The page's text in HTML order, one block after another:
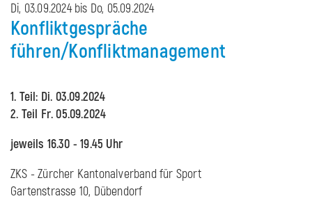
Di, 03.09.2024 bis Do, 05.09.2024
Konfliktgespräche
führen/Konfliktmanagement
1. Teil: Di. 03.09.2024
2. Teil Fr. 05.09.2024
jeweils 16.30 - 19.45 Uhr
ZKS - Zürcher Kantonalverband für Sport
Gartenstrasse 10, Dübendorf